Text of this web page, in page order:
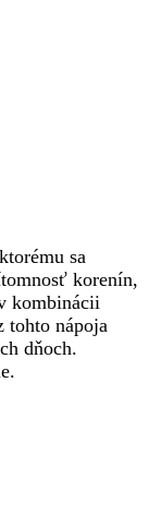
sa
korenín,
kombinácii
tohto nápoja
dňoch.